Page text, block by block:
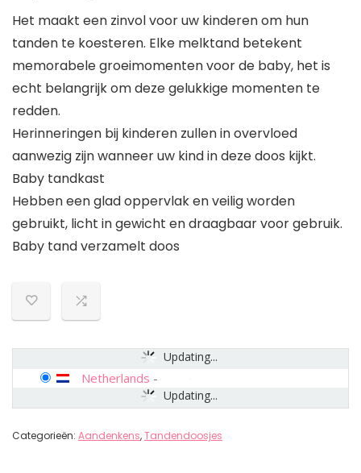
Het maakt een zinvol voor uw kinderen om hun
tanden te koesteren. Elke melktand betekent
memorabele groeimomenten voor de baby, het is
echt belangrijk om deze gelukkige momenten te
redden.
Herinneringen bij kinderen zullen in overvloed
aanwezig zijn wanneer uw kind in deze doos kijkt.
Baby tandkast
Hebben een glad oppervlak en veilig worden
gebruikt, licht in gewicht en draagbaar voor gebruik.
Baby tand verzamelt doos
Updating...
Updating...
Netherlands -
Categorieën: Aandenkens,Tandendoosjes